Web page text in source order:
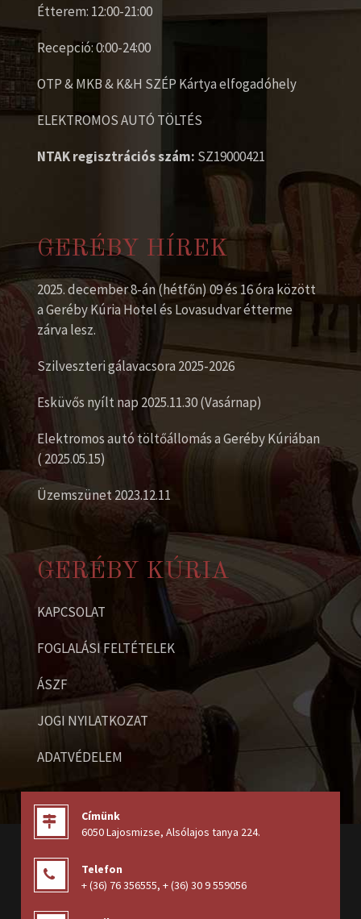
Étterem: 12:00-21:00
Recepció: 0:00-24:00
OTP & MKB & K&H SZÉP Kártya elfogadóhely
ELEKTROMOS AUTÓ TÖLTÉS
NTAK regisztrációs szám: SZ19000421
GERÉBY HÍREK
2025. december 8-án (hétfőn) 09 és 16 óra között
a Geréby Kúria Hotel és Lovasudvar étterme
zárva lesz.
Szilveszteri gálavacsora 2025-2026
Esküvős nyílt nap 2025.11.30 (Vasárnap)
Elektromos autó töltőállomás a Geréby Kúriában
( 2025.05.15)
Üzemszünet 2023.12.11
GERÉBY KÚRIA
KAPCSOLAT
FOGLALÁSI FELTÉTELEK
ÁSZF
JOGI NYILATKOZAT
ADATVÉDELEM
Címünk
6050 Lajosmizse, Alsólajos tanya 224.
Telefon
+ (36) 76 356555, + (36) 30 9 559056